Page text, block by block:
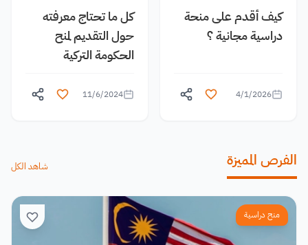
كيف أقدم على منحة
دراسية مجانية ؟
4/1/2026
كل ما تحتاج معرفته
حول التقديم لمنح
الحكومة التركية
11/6/2024
الفرص المميزة شاهد الكل
منح دراسية